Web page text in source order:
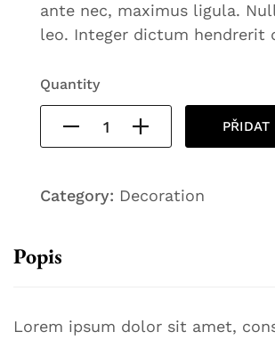
ante nec, maximus ligula.
leo. Integer dictum hendrerit
Quantity
PŘIDAT
Category: Decoration
Popis
Lorem ipsum dolor sit amet,